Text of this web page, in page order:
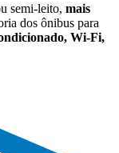
semi-leito, mais
dos ônibus para
Wi-Fi,